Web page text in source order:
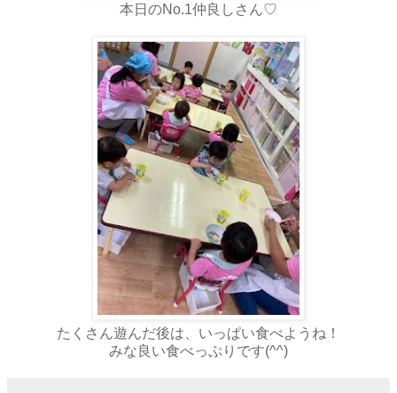
本日のNo.1仲良しさん♡
たくさん遊んだ後は、いっぱい食べようね！
みな良い食べっぷりです(^^)